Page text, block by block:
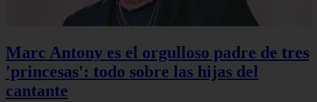
Marc Antony es el orgulloso padre de tres
'princesas': todo sobre las hijas del
cantante